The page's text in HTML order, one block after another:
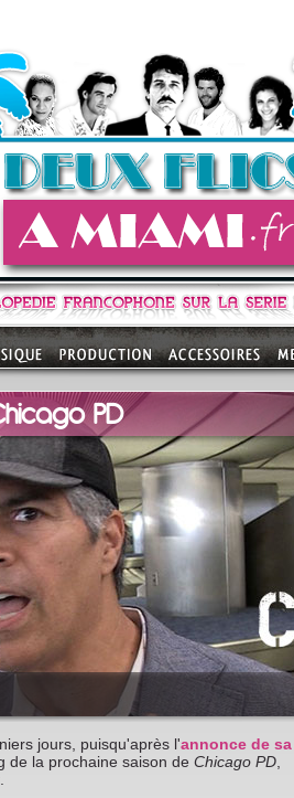
PD
jours, puisqu'après l'annonce de sa
de la prochaine saison de Chicago PD